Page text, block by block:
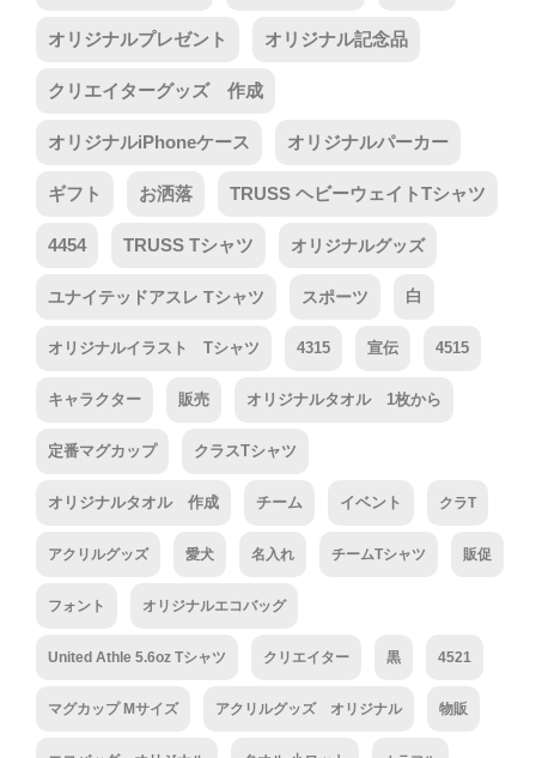
オリジナルプレゼント オリジナル記念品
クリエイターグッズ 作成
オリジナルiPhoneケース オリジナルパーカー
ギフト お洒落 TRUSS ヘビーウェイトTシャツ
4454 TRUSS Tシャツ オリジナルグッズ
ユナイテッドアスレ Tシャツ スポーツ 白
オリジナルイラスト Tシャツ 4315 宣伝 4515
キャラクター 販売 オリジナルタオル 1枚から
定番マグカップ クラスTシャツ
オリジナルタオル 作成 チーム イベント クラT
アクリルグッズ 愛犬 名入れ チームTシャツ 販促
フォント オリジナルエコバッグ
United Athle 5.6oz Tシャツ クリエイター 黒 4521
マグカップ Mサイズ アクリルグッズ オリジナル 物販